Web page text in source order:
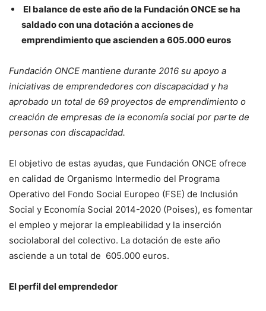
El balance de este año de la Fundación ONCE se ha
saldado con una dotación a acciones de
emprendimiento que ascienden a 605.000 euros
Fundación ONCE mantiene durante 2016 su apoyo a
iniciativas de emprendedores con discapacidad y ha
aprobado un total de 69 proyectos de emprendimiento o
creación de empresas de la economía social por parte de
personas con discapacidad.
El objetivo de estas ayudas, que Fundación ONCE ofrece
en calidad de Organismo Intermedio del Programa
Operativo del Fondo Social Europeo (FSE) de Inclusión
Social y Economía Social 2014-2020 (Poises), es fomentar
el empleo y mejorar la empleabilidad y la inserción
sociolaboral del colectivo. La dotación de este año
asciende a un total de 605.000 euros.
El perfil del emprendedor